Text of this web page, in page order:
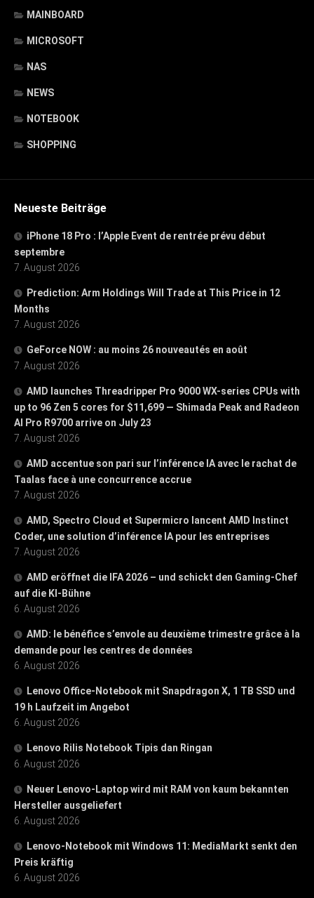
MAINBOARD
MICROSOFT
NAS
NEWS
NOTEBOOK
SHOPPING
Neueste Beiträge
iPhone 18 Pro : l’Apple Event de rentrée prévu début
septembre
7. August 2026
Prediction: Arm Holdings Will Trade at This Price in 12
Months
7. August 2026
GeForce NOW : au moins 26 nouveautés en août
7. August 2026
AMD launches Threadripper Pro 9000 WX-series CPUs with
up to 96 Zen 5 cores for $11,699 — Shimada Peak and Radeon
AI Pro R9700 arrive on July 23
7. August 2026
AMD accentue son pari sur l’inférence IA avec le rachat de
Taalas face à une concurrence accrue
7. August 2026
AMD, Spectro Cloud et Supermicro lancent AMD Instinct
Coder, une solution d’inférence IA pour les entreprises
7. August 2026
AMD eröffnet die IFA 2026 – und schickt den Gaming-Chef
auf die KI-Bühne
6. August 2026
AMD: le bénéfice s’envole au deuxième trimestre grâce à la
demande pour les centres de données
6. August 2026
Lenovo Office-Notebook mit Snapdragon X, 1 TB SSD und
19 h Laufzeit im Angebot
6. August 2026
Lenovo Rilis Notebook Tipis dan Ringan
6. August 2026
Neuer Lenovo-Laptop wird mit RAM von kaum bekannten
Hersteller ausgeliefert
6. August 2026
Lenovo-Notebook mit Windows 11: MediaMarkt senkt den
Preis kräftig
6. August 2026